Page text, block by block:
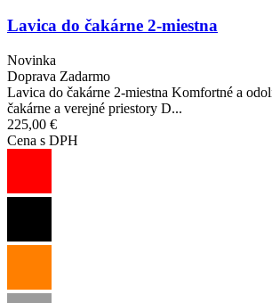
Lavica do čakárne 2-miestna
Novinka
Doprava Zadarmo
Lavica do čakárne 2-miestna Komfortné a
čakárne a verejné priestory D...
225,00 €
Cena s DPH